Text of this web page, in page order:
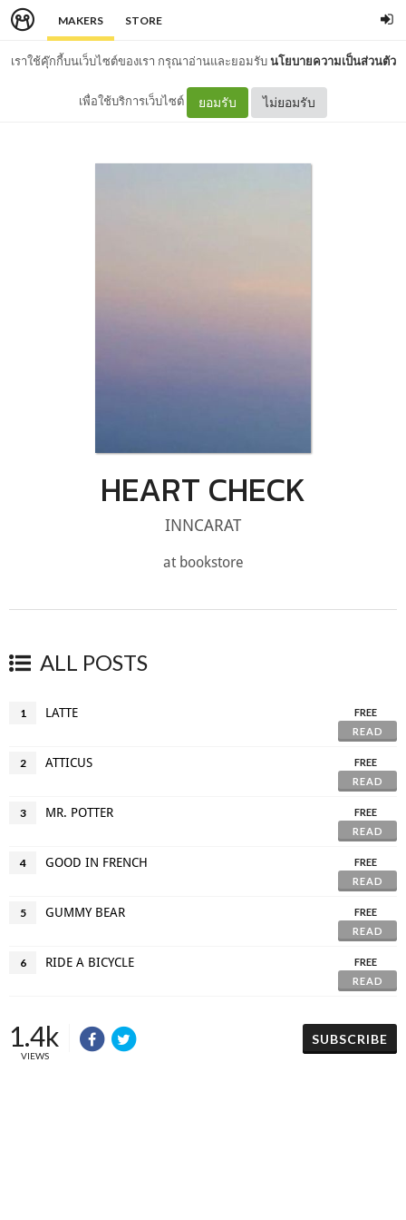
MAKERS STORE
เราใช้คุ๊กกี้บนเว็บไซต์ของเรา กรุณาอ่านและยอมรับนโยบายความเป็นส่วนตัว
เพื่อใช้บริการเว็บไซต์ ยอมรับ ไม่ยอมรับ
HEART CHECK
INNCARAT
at bookstore
ALL POSTS
1 LATTE
FREE
READ
2 ATTICUS
FREE
READ
3 MR. POTTER
FREE
READ
4 GOOD IN FRENCH
FREE
READ
5 GUMMY BEAR
FREE
READ
6 RIDE A BICYCLE
FREE
READ
1.4k
VIEWS
SUBSCRIBE